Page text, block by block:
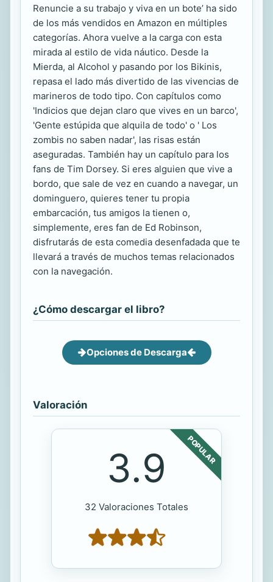
Renuncie a su trabajo y viva en un bote’ ha sido
de los más vendidos en Amazon en múltiples
categorías. Ahora vuelve a la carga con esta
mirada al estilo de vida náutico. Desde la
Mierda, al Alcohol y pasando por los Bikinis,
repasa el lado más divertido de las vivencias de
marineros de todo tipo. Con capítulos como
'Indicios que dejan claro que vives en un barco',
'Gente estúpida que alquila de todo' o ' Los
zombis no saben nadar', las risas están
aseguradas. También hay un capítulo para los
fans de Tim Dorsey. Si eres alguien que vive a
bordo, que sale de vez en cuando a navegar, un
dominguero, quieres tener tu propia
embarcación, tus amigos la tienen o,
simplemente, eres fan de Ed Robinson,
disfrutarás de esta comedia desenfadada que te
llevará a través de muchos temas relacionados
con la navegación.
¿Cómo descargar el libro?
Opciones de Descarga
Valoración
POPULAR
3.9
32 Valoraciones Totales